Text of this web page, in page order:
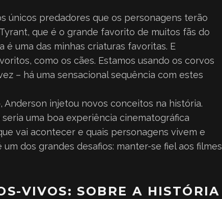
únicos predadores que os personagens terão
que é o grande favorito de muitos fãs do
é uma das minhas criaturas favoritas. E
como os cães. Estamos usando os corvos
– há uma sensacional sequência com estes
injetou novos conceitos na história.
uma boa experiência cinematográfica
vai acontecer e quais personagens vivem e
um dos grandes desafios: manter-se fiel aos filmes
VIVOS: SOBRE A HISTÓRIA